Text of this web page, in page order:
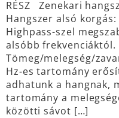
RÉSZ Zenekari
Hangszer alsó korgás:
Highpass-szel
alsóbb frekvenciáktól.
Tömeg/melegség/
Hz-es tartomány
adhatunk a hangnak,
tartomány a
közötti sávot […]